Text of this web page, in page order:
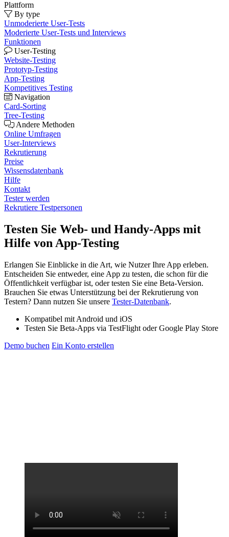
Plattform
By type
Unmoderierte User-Tests
Moderierte User-Tests und Interviews
Funktionen
User-Testing
Website-Testing
Prototyp-Testing
App-Testing
Kompetitives Testing
Navigation
Card-Sorting
Tree-Testing
Andere Methoden
Online Umfragen
User-Interviews
Rekrutierung
Preise
Wissensdatenbank
Hilfe
Kontakt
Tester werden
Rekrutiere Testpersonen
Testen Sie Web- und Handy-Apps mit
Hilfe von App-Testing
Erlangen Sie Einblicke in die Art, wie Nutzer Ihre App erleben.
Entscheiden Sie entweder, eine App zu testen, die schon für die
Öffentlichkeit verfügbar ist, oder testen Sie eine Beta-Version.
Brauchen Sie etwas Unterstützung bei der Rekrutierung von
Testern? Dann nutzen Sie unsere Tester-Datenbank.
Kompatibel mit Android und iOS
Testen Sie Beta-Apps via TestFlight oder Google Play Store
Demo buchen Ein Konto erstellen